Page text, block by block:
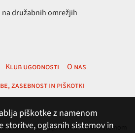
družabnih omrežjih
Klub ugodnosti
O nas
zasebnost in piškotki
strani nastajajo z uredniškim sistemom
piškotke z namenom
storitve, oglasnih sistemov in